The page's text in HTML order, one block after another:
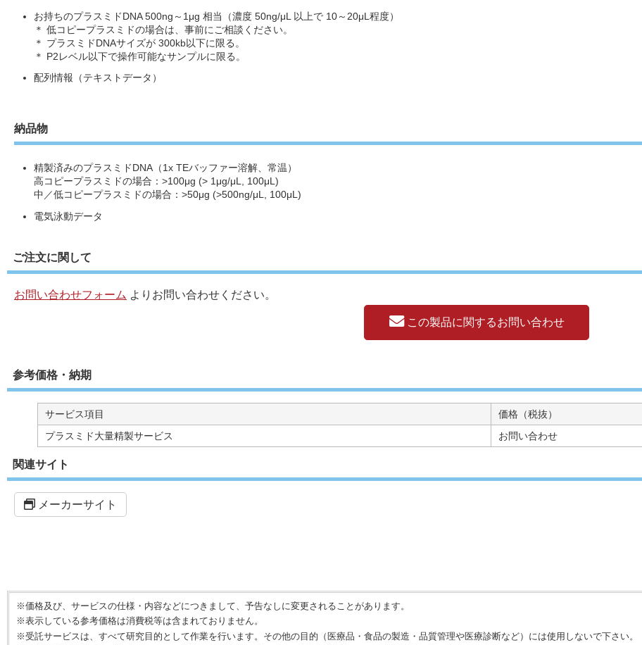
お持ちのプラスミドDNA 500ng～1μg 相当（濃度 50ng/μL 以上で 10～20μL程度）
＊ 低コピープラスミドの場合は、事前にご相談ください。
＊ プラスミドDNAサイズが 300kb以下に限る。
＊ P2レベル以下で操作可能なサンプルに限る。
配列情報（テキストデータ）
納品物
精製済みのプラスミドDNA（1x TEバッファー溶解、常温）
高コピープラスミドの場合：>100μg (> 1μg/μL, 100μL)
中／低コピープラスミドの場合：>50μg (>500ng/μL, 100μL)
電気泳動データ
ご注文に関して
お問い合わせフォーム よりお問い合わせください。
この製品に関するお問い合わせ
参考価格・納期
サービス項目 価格（税抜）
プラスミド大量精製サービス
お問い合わせ
関連サイト
メーカーサイト
※価格及び、サービスの仕様・内容などにつきまして、予告なしに変更されることがあります。
※表示している参考価格は消費税等は含まれておりません。
※受託サービスは、すべて研究目的として作業を行います。その他の目的（医療品・食品の製造・品質管理や医療診断など）には使用しないで下さい。